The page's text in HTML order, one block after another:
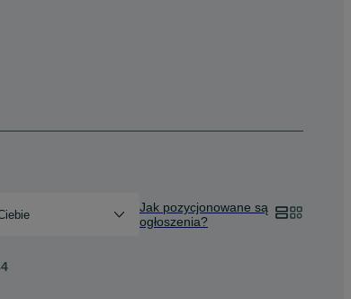
Jak pozycjonowane są
ogłoszenia?